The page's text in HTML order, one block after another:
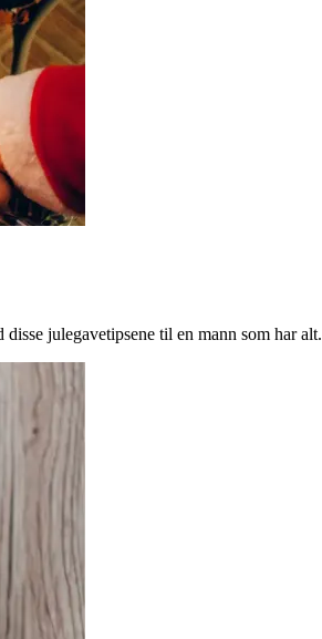
julegavetipsene til en mann som har alt.